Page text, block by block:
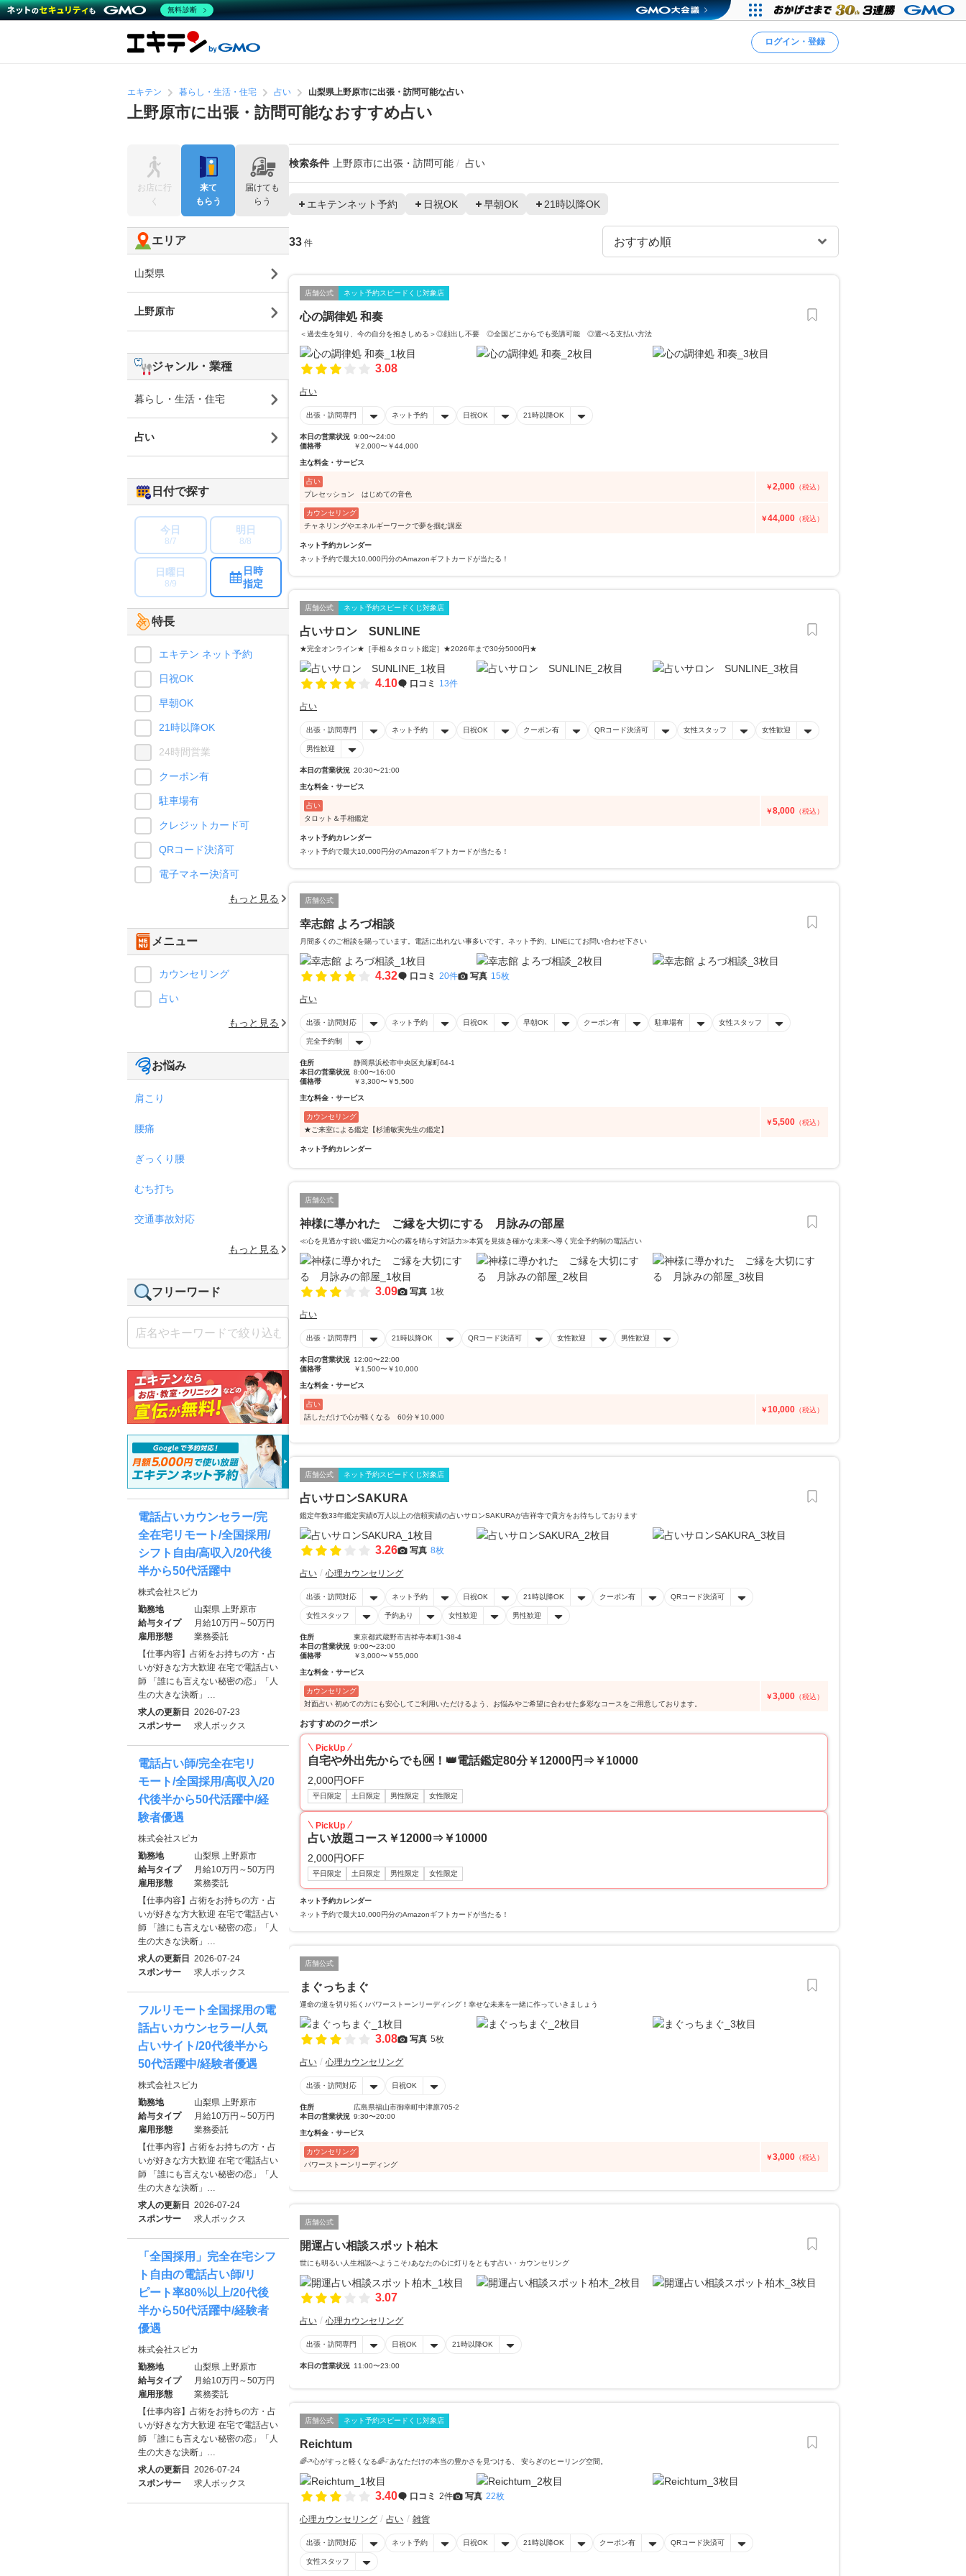
ログイン・登録
エキテン 暮らし・生活・住宅 占い 山梨県上野原市に出張・訪問可能な占い
上野原市に出張・訪問可能なおすすめ占い
検索条件 上野原市に出張・訪問可能 占い
エキテンネット予約 日祝OK 早朝OK 21時以降OK
33 件
店舗公式 ネット予約スピードくじ対象店
心の調律処 和奏
＜過去生を知り、今の自分を抱きしめる＞◎顔出し不要 ◎全国どこからでも受講可能 ◎選べる支払い方法
3.08
占い
出張・訪問専門 ネット予約 日祝OK 21時以降OK
本日の営業状況 9:00〜24:00
価格帯
￥2,000〜￥44,000
主な料金・サービス
占い
プレセッション はじめての音色
￥2,000 （税込）
カウンセリング
チャネリングやエネルギーワークで夢を掴む講座
￥44,000 （税込）
ネット予約カレンダー
ネット予約で最大10,000円分のAmazonギフトカードが当たる！
店舗公式 ネット予約スピードくじ対象店
占いサロン SUNLINE
★完全オンライン★［手相＆タロット鑑定］★2026年まで30分5000円★
4.10 口コミ 13件
占い
出張・訪問専門 ネット予約 日祝OK クーポン有 QRコード決済可 女性スタッフ 女性歓迎
男性歓迎
本日の営業状況 20:30〜21:00
主な料金・サービス
占い
タロット＆手相鑑定
￥8,000 （税込）
ネット予約カレンダー
ネット予約で最大10,000円分のAmazonギフトカードが当たる！
店舗公式
幸志館 よろづ相談
月間多くのご相談を賜っています。電話に出れない事多いです。ネット予約、LINEにてお問い合わせ下さい
4.32 口コミ 20件 写真 15枚
占い
出張・訪問対応 ネット予約 日祝OK 早朝OK クーポン有 駐車場有 女性スタッフ
完全予約制
住所
静岡県浜松市中央区丸塚町64-1
本日の営業状況 8:00〜16:00
価格帯
￥3,300〜￥5,500
主な料金・サービス
カウンセリング
★ご来室による鑑定【杉浦敏実先生の鑑定】
￥5,500 （税込）
ネット予約カレンダー
店舗公式
神様に導かれた ご縁を大切にする 月詠みの部屋
≪心を見透かす鋭い鑑定力×心の霧を晴らす対話力≫本質を見抜き確かな未来へ導く完全予約制の電話占い
3.09 写真 1枚
占い
出張・訪問専門 21時以降OK QRコード決済可 女性歓迎 男性歓迎
本日の営業状況 12:00〜22:00
価格帯
￥1,500〜￥10,000
主な料金・サービス
占い
話しただけで心が軽くなる 60分￥10,000
￥10,000 （税込）
店舗公式 ネット予約スピードくじ対象店
占いサロンSAKURA
鑑定年数33年鑑定実績6万人以上の信頼実績の占いサロンSAKURAが吉祥寺で貴方をお待ちしております
3.26 写真 8枚
占い 心理カウンセリング
出張・訪問対応 ネット予約 日祝OK 21時以降OK クーポン有 QRコード決済可
女性スタッフ 予約あり 女性歓迎 男性歓迎
住所
東京都武蔵野市吉祥寺本町1-38-4
本日の営業状況 9:00〜23:00
価格帯
￥3,000〜￥55,000
主な料金・サービス
カウンセリング
対面占い 初めての方にも安心してご利用いただけるよう、お悩みやご希望に合わせた多彩なコースをご用意しております。
￥3,000 （税込）
おすすめのクーポン
PickUp
自宅や外出先からでも🆗！👑電話鑑定80分￥12000円⇒￥10000
2,000円OFF
平日限定 土日限定 男性限定 女性限定
PickUp
占い放題コース￥12000⇒￥10000
2,000円OFF
平日限定 土日限定 男性限定 女性限定
ネット予約カレンダー
ネット予約で最大10,000円分のAmazonギフトカードが当たる！
店舗公式
まぐっちまぐ
運命の道を切り拓く♪パワーストーンリーディング！幸せな未来を一緒に作っていきましょう
3.08 写真 5枚
占い 心理カウンセリング
出張・訪問対応 日祝OK
住所
広島県福山市御幸町中津原705-2
本日の営業状況 9:30〜20:00
主な料金・サービス
カウンセリング
パワーストーンリーディング
￥3,000 （税込）
店舗公式
開運占い相談スポット柏木
世にも明るい人生相談へようこそ♪あなたの心に灯りをともす占い・カウンセリング
3.07
占い 心理カウンセリング
出張・訪問専門 日祝OK 21時以降OK
本日の営業状況 11:00〜23:00
店舗公式 ネット予約スピードくじ対象店
Reichtum
🌈ᵕ̈*心がすっと軽くなる🌈ᵕ̈ あなただけの本当の豊かさを見つける、 安らぎのヒーリング空間。
3.40 口コミ 2件 写真 22枚
心理カウンセリング 占い 雑貨
出張・訪問対応 ネット予約 日祝OK 21時以降OK クーポン有 QRコード決済可
女性スタッフ
お店に行
く
来て
もらう
届けても
らう
エリア
山梨県
上野原市
ジャンル・業種
暮らし・生活・住宅
占い
日付で探す
今日
8/7
明日
8/8
日曜日
8/9
日時
指定
特長
エキテン ネット予約
日祝OK
早朝OK
21時以降OK
24時間営業
クーポン有
駐車場有
クレジットカード可
QRコード決済可
電子マネー決済可
もっと見る
メニュー
カウンセリング
占い
もっと見る
お悩み
肩こり
腰痛
ぎっくり腰
むち打ち
交通事故対応
もっと見る
フリーワード
電話占いカウンセラー/完
全在宅リモート/全国採用/
シフト自由/高収入/20代後
半から50代活躍中
株式会社スピカ
勤務地
山梨県 上野原市
給与タイプ
月給10万円～50万円
雇用形態
業務委託
【仕事内容】占術をお持ちの方・占
いが好きな方大歓迎 在宅で電話占い
師 「誰にも言えない秘密の恋」「人
生の大きな決断」…
求人の更新日
2026-07-23
スポンサー
求人ボックス
電話占い師/完全在宅リ
モート/全国採用/高収入/20
代後半から50代活躍中/経
験者優遇
株式会社スピカ
勤務地
山梨県 上野原市
給与タイプ
月給10万円～50万円
雇用形態
業務委託
【仕事内容】占術をお持ちの方・占
いが好きな方大歓迎 在宅で電話占い
師 「誰にも言えない秘密の恋」「人
生の大きな決断」…
求人の更新日
2026-07-24
スポンサー
求人ボックス
フルリモート全国採用の電
話占いカウンセラー/人気
占いサイト/20代後半から
50代活躍中/経験者優遇
株式会社スピカ
勤務地
山梨県 上野原市
給与タイプ
月給10万円～50万円
雇用形態
業務委託
【仕事内容】占術をお持ちの方・占
いが好きな方大歓迎 在宅で電話占い
師 「誰にも言えない秘密の恋」「人
生の大きな決断」…
求人の更新日
2026-07-24
スポンサー
求人ボックス
「全国採用」完全在宅シフ
ト自由の電話占い師/リ
ピート率80%以上/20代後
半から50代活躍中/経験者
優遇
株式会社スピカ
勤務地
山梨県 上野原市
給与タイプ
月給10万円～50万円
雇用形態
業務委託
【仕事内容】占術をお持ちの方・占
いが好きな方大歓迎 在宅で電話占い
師 「誰にも言えない秘密の恋」「人
生の大きな決断」…
求人の更新日
2026-07-24
スポンサー
求人ボックス
無料診断